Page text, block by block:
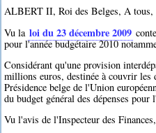
ALBERT II, Roi des Belges, A tous,
Vu la loi du 23 décembre 2009
pour l'année budgétaire 2010
Considérant qu'une provision
millions euros, destinée à couvrir les
Présidence belge de l'Union
du budget général des dépenses pour
Vu l'avis de l'Inspecteur des